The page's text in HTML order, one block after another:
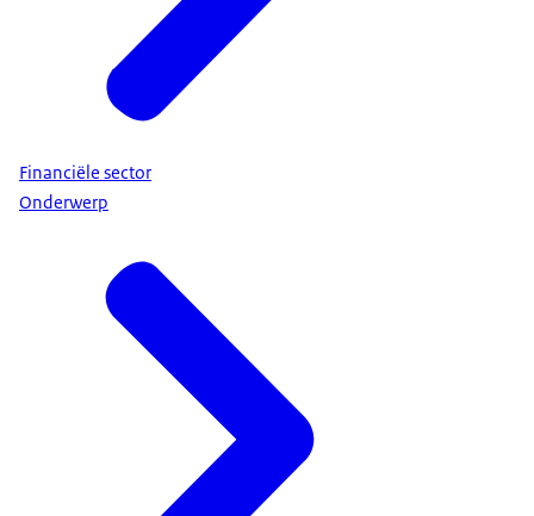
Financiële sector
Onderwerp